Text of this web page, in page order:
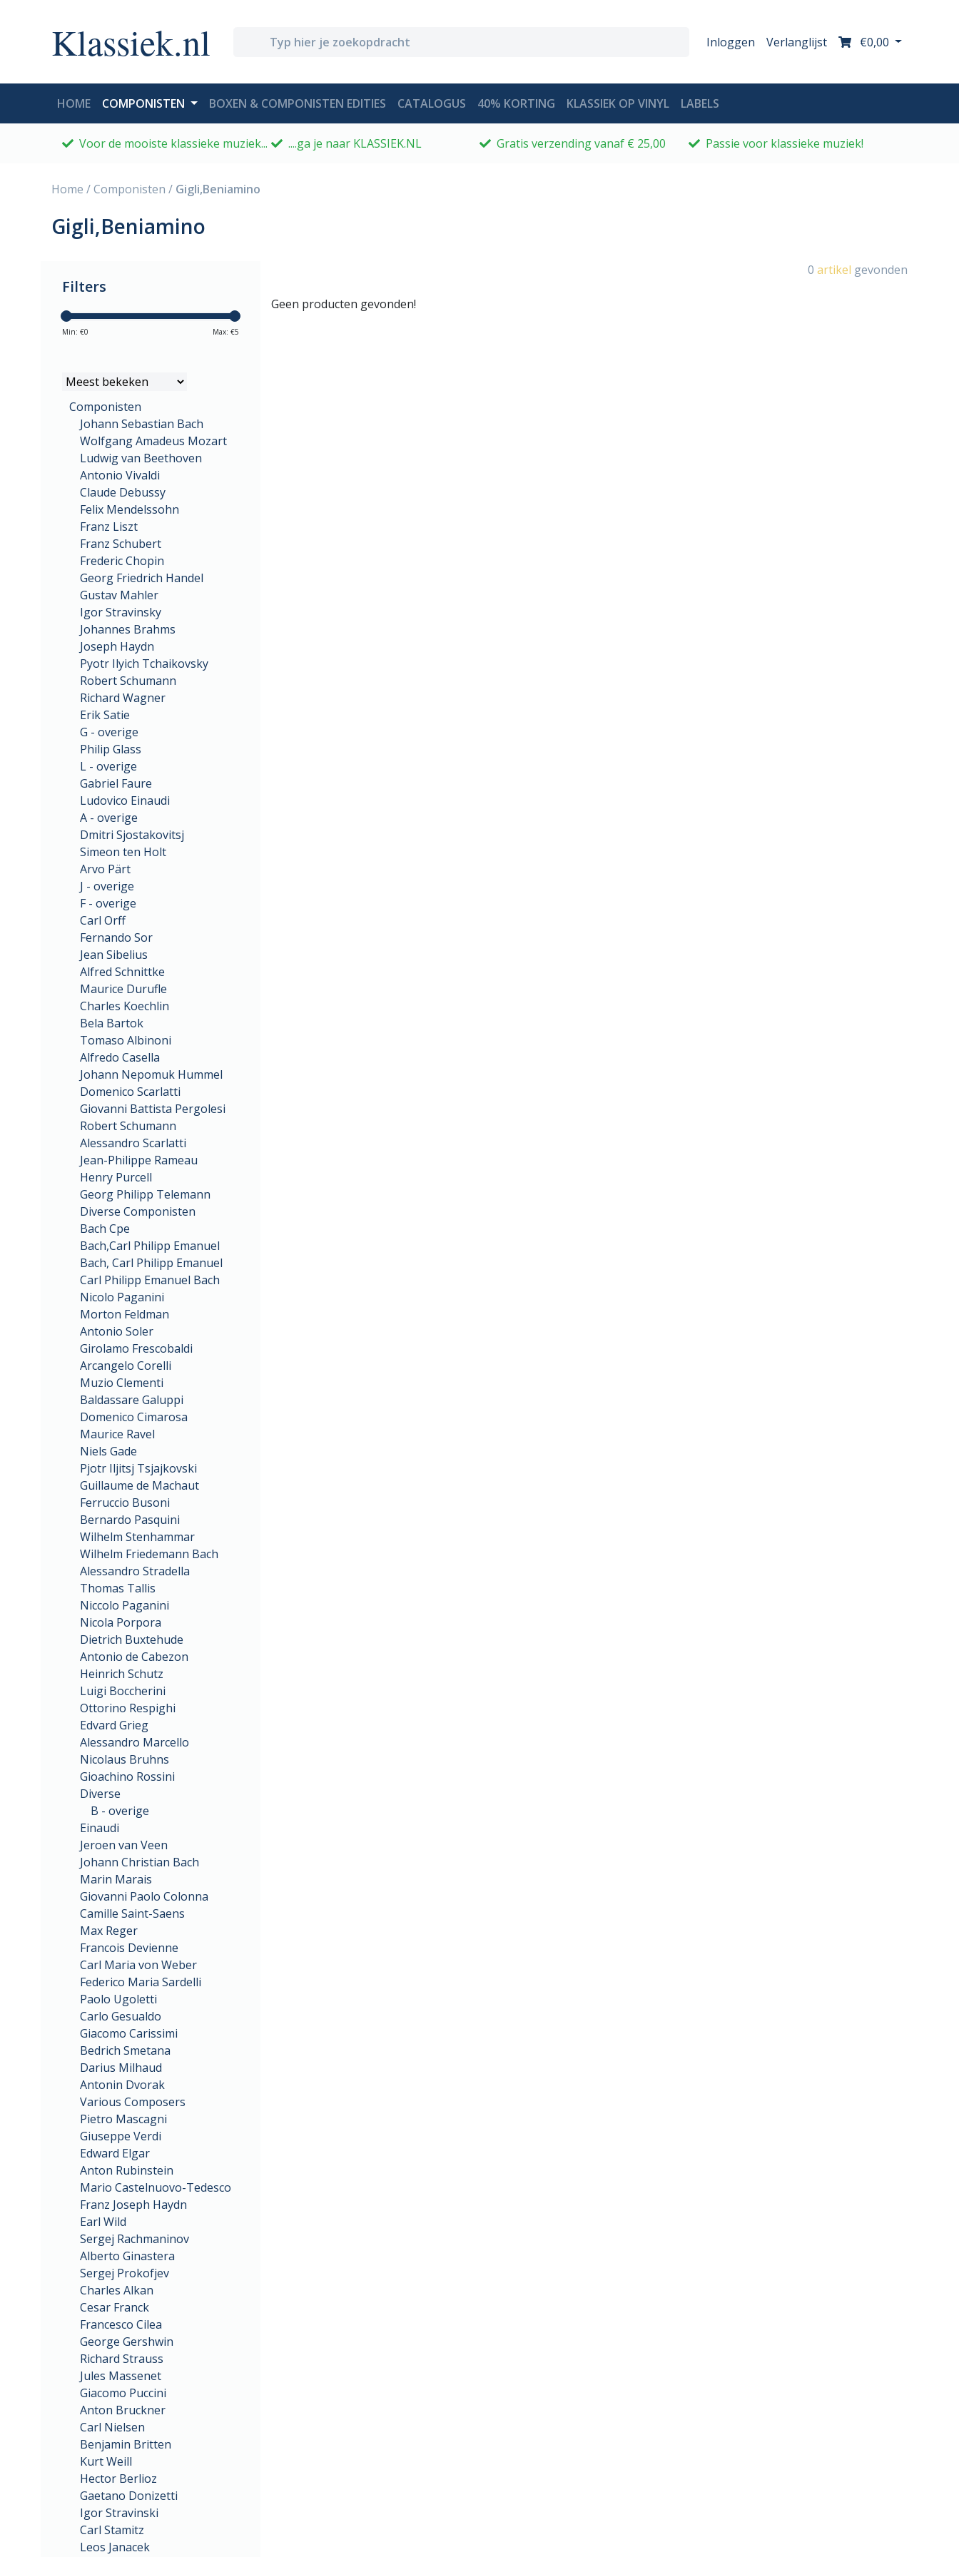
Klassiek.nl Inloggen Verlanglijst €0,00
HOME(CURRENT)
COMPONISTEN BOXEN & COMPONISTEN EDITIES CATALOGUS 40% KORTING KLASSIEK OP VINYL LABELS
Voor de mooiste klassieke muziek... ....ga je naar KLASSIEK.NL Gratis verzending vanaf € 25,00 Passie voor klassieke muziek!
Home /Componisten / Gigli,Beniamino
Gigli,Beniamino
Filters
Min: €0 Max: €5
Componisten
Johann Sebastian Bach
Wolfgang Amadeus Mozart
Ludwig van Beethoven
Antonio Vivaldi
Claude Debussy
Felix Mendelssohn
Franz Liszt
Franz Schubert
Frederic Chopin
Georg Friedrich Handel
Gustav Mahler
Igor Stravinsky
Johannes Brahms
Joseph Haydn
Pyotr Ilyich Tchaikovsky
Robert Schumann
Richard Wagner
Erik Satie
G - overige
Philip Glass
L - overige
Gabriel Faure
Ludovico Einaudi
A - overige
Dmitri Sjostakovitsj
Simeon ten Holt
Arvo Pärt
J - overige
F - overige
Carl Orff
Fernando Sor
Jean Sibelius
Alfred Schnittke
Maurice Durufle
Charles Koechlin
Bela Bartok
Tomaso Albinoni
Alfredo Casella
Johann Nepomuk Hummel
Domenico Scarlatti
Giovanni Battista Pergolesi
Robert Schumann
Alessandro Scarlatti
Jean-Philippe Rameau
Henry Purcell
Georg Philipp Telemann
Diverse Componisten
Bach Cpe
Bach,Carl Philipp Emanuel
Bach, Carl Philipp Emanuel
Carl Philipp Emanuel Bach
Nicolo Paganini
Morton Feldman
Antonio Soler
Girolamo Frescobaldi
Arcangelo Corelli
Muzio Clementi
Baldassare Galuppi
Domenico Cimarosa
Maurice Ravel
Niels Gade
Pjotr Iljitsj Tsjajkovski
Guillaume de Machaut
Ferruccio Busoni
Bernardo Pasquini
Wilhelm Stenhammar
Wilhelm Friedemann Bach
Alessandro Stradella
Thomas Tallis
Niccolo Paganini
Nicola Porpora
Dietrich Buxtehude
Antonio de Cabezon
Heinrich Schutz
Luigi Boccherini
Ottorino Respighi
Edvard Grieg
Alessandro Marcello
Nicolaus Bruhns
Gioachino Rossini
Diverse
B - overige
Einaudi
Jeroen van Veen
Johann Christian Bach
Marin Marais
Giovanni Paolo Colonna
Camille Saint-Saens
Max Reger
Francois Devienne
Carl Maria von Weber
Federico Maria Sardelli
Paolo Ugoletti
Carlo Gesualdo
Giacomo Carissimi
Bedrich Smetana
Darius Milhaud
Antonin Dvorak
Various Composers
Pietro Mascagni
Giuseppe Verdi
Edward Elgar
Anton Rubinstein
Mario Castelnuovo-Tedesco
Franz Joseph Haydn
Earl Wild
Sergej Rachmaninov
Alberto Ginastera
Sergej Prokofjev
Charles Alkan
Cesar Franck
Francesco Cilea
George Gershwin
Richard Strauss
Jules Massenet
Giacomo Puccini
Anton Bruckner
Carl Nielsen
Benjamin Britten
Kurt Weill
Hector Berlioz
Gaetano Donizetti
Igor Stravinski
Carl Stamitz
Leos Janacek
0 artikel gevonden
Geen producten gevonden!